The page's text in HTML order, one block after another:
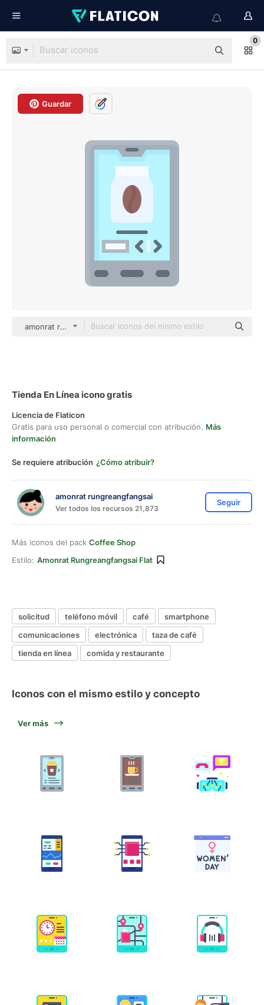
0
Guardar
amonrat rungreangfangsai Flat
Tienda En Línea icono gratis
Licencia de Flaticon
Gratis para uso personal o comercial con atribución. Más
información
Se requiere atribución ¿Cómo atribuir?
amonrat rungreangfangsai
Ver todos los recursos 21,873
Seguir
Más iconos del pack Coffee Shop
Estilo: Amonrat Rungreangfangsai Flat
solicitud teléfono móvil café
smartphone
comunicaciones
electrónica
taza de café
tienda en línea
comida y restaurante
Iconos con el mismo estilo y concepto
Ver más